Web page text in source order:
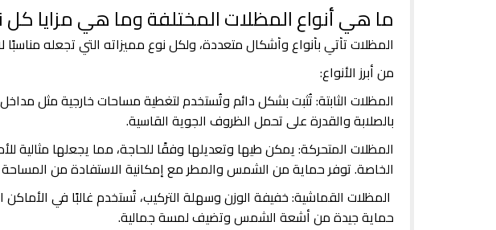
ما هي أنواع المظلات المختلفة وما هي مزايا كل
المظلات تأتي بأنواع وأشكال متعددة، ولكل نوع مميزاته التي تجعله مناسبًا
من أبرز الأنواع:
المظلات الثابتة: تُثبت بشكل دائم وتُستخدم لتغطية مساحات خارجية مثل
بالصلابة والقدرة على تحمل الظروف الجوية القاسية.
المظلات المتحركة: يمكن طيها وتعديلها وفقًا للحاجة، مما يجعلها مثالية
الخاصة. توفر حماية من الشمس والمطر مع إمكانية الاستفادة من المساحة
المظلات القماشية: خفيفة الوزن وسهلة التركيب، تُستخدم غالبًا في
حماية جيدة من أشعة الشمس وتضيف لمسة جمالية.